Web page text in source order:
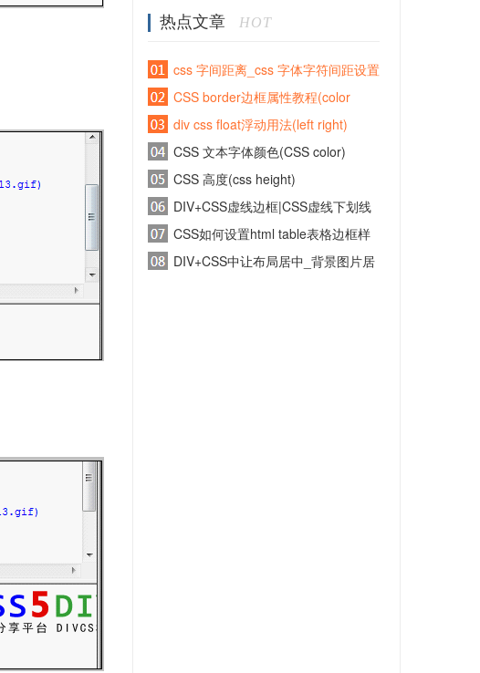
热点文章 HOT
css 字间距离_css 字体字符间距设置
CSS border边框属性教程(color
style)
div css float浮动用法(left right)
CSS 文本字体颜色(CSS color)
CSS 高度(css height)
DIV+CSS虚线边框|CSS虚线下划线
及虚线列表教程
CSS如何设置html table表格边框样
式
DIV+CSS中让布局居中_背景图片居